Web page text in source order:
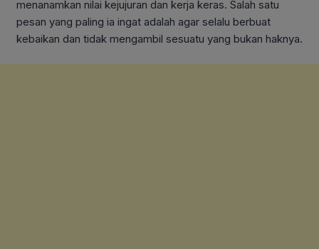
menanamkan nilai kejujuran dan kerja keras. Salah satu
pesan yang paling ia ingat adalah agar selalu berbuat
kebaikan dan tidak mengambil sesuatu yang bukan haknya.